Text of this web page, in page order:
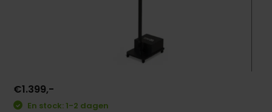
€1.399,-
En stock: 1-2 dagen